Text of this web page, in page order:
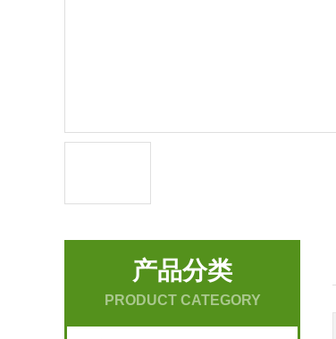
产品分类
PRODUCT CATEGORY